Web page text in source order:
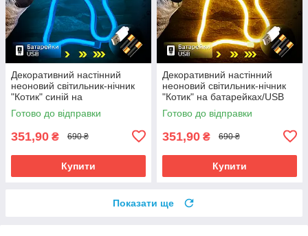
Декоративний настінний
неоновий світильник-нічник
"Котик" синій на
батарейках/USB 17*23.5 см
Готово до відправки
351,90 ₴ 690 ₴
Купити
Декоративний настінний
неоновий світильник-нічник
"Котик" на батарейках/USB
17*23.5 см
Готово до відправки
351,90 ₴ 690 ₴
Купити
Показати ще